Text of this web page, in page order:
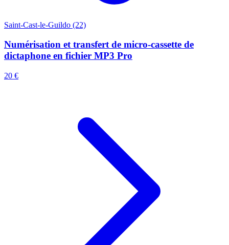
Saint-Cast-le-Guildo (22)
Numérisation et transfert de micro-cassette de
dictaphone en fichier MP3 Pro
20 €